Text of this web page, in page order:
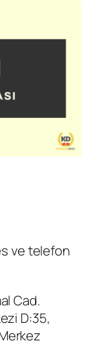
ve telefon
Cad.
D:35,